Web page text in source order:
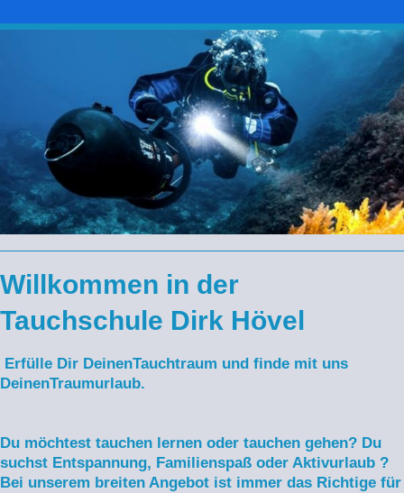
Willkommen in der
Tauchschule Dirk Hövel
Erfülle Dir DeinenTauchtraum und finde mit uns
DeinenTraumurlaub.
Du möchtest tauchen lernen oder tauchen gehen? Du
suchst Entspannung, Familienspaß oder Aktivurlaub ?
Bei unserem breiten Angebot ist immer das Richtige für